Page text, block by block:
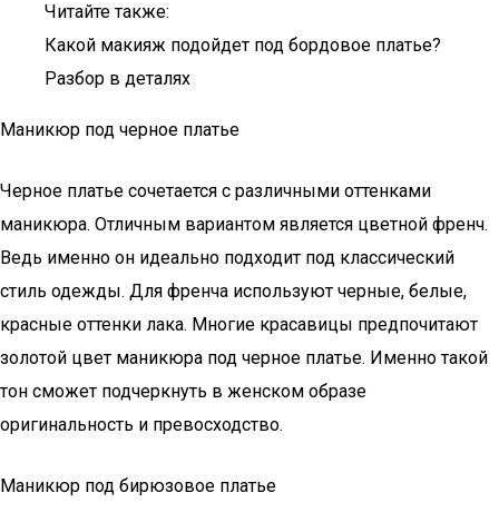
Читайте также:
Какой макияж подойдет под бордовое платье?
Разбор в деталях
Маникюр под черное платье
Черное платье сочетается с различными оттенками
маникюра. Отличным вариантом является цветной френч.
Ведь именно он идеально подходит под классический
стиль одежды. Для френча используют черные, белые,
красные оттенки лака. Многие красавицы предпочитают
золотой цвет маникюра под черное платье. Именно такой
тон сможет подчеркнуть в женском образе
оригинальность и превосходство.
Маникюр под бирюзовое платье